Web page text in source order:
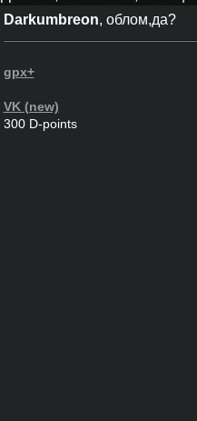
Darkumbreon, облом,да?
gpx+
VK (new)
300 D-points